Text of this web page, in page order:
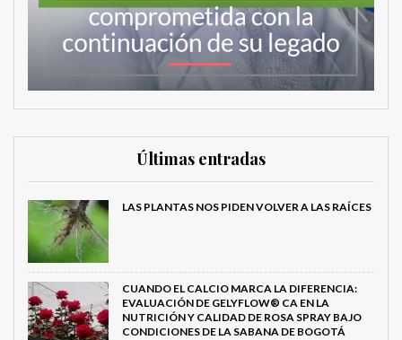
Últimas entradas
LAS PLANTAS NOS PIDEN VOLVER A LAS RAÍCES
CUANDO EL CALCIO MARCA LA DIFERENCIA:
EVALUACIÓN DE GELYFLOW® CA EN LA
NUTRICIÓN Y CALIDAD DE ROSA SPRAY BAJO
CONDICIONES DE LA SABANA DE BOGOTÁ